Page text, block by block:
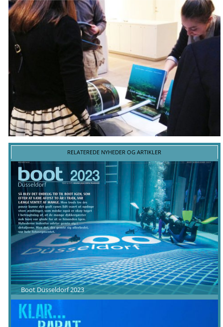
RELATEREDE NYHEDER OG ARTIKLER
Boot Düsseldorf 2023